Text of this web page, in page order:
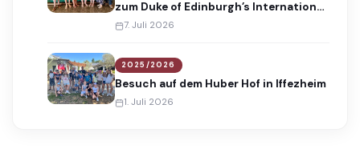
zum Duke of Edinburgh’s International
Award
7. Juli 2026
2025/2026
Besuch auf dem Huber Hof in Iffezheim
1. Juli 2026